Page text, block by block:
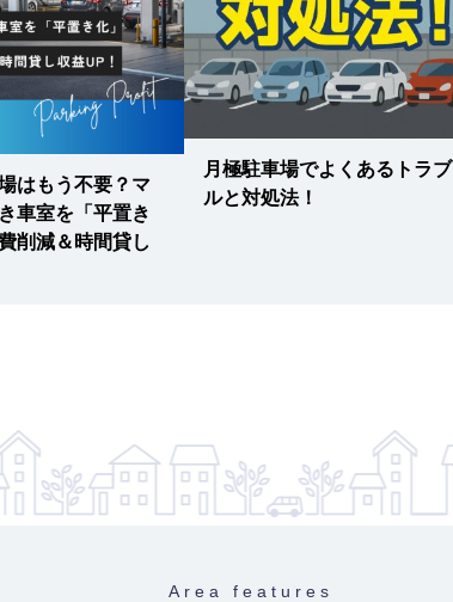
はもう不要？マ
車室を「平置き
削減＆時間貸し
月極駐車場でよくあるトラブ
ルと対処法！
Area features